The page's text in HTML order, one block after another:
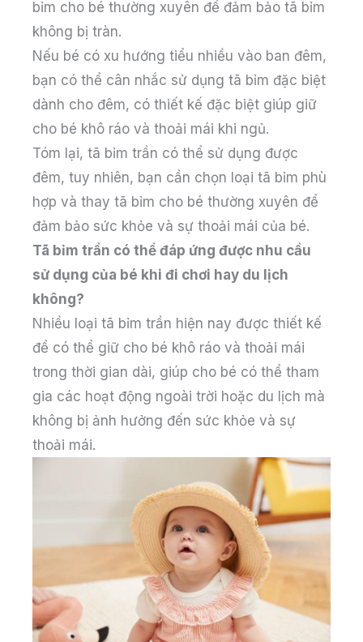
bỉm cho bé thường xuyên để đảm bảo tã bỉm
không bị tràn.
Nếu bé có xu hướng tiểu nhiều vào ban đêm,
bạn có thể cân nhắc sử dụng tã bỉm đặc biệt
dành cho đêm, có thiết kế đặc biệt giúp giữ
cho bé khô ráo và thoải mái khi ngủ.
Tóm lại, tã bỉm trần có thể sử dụng được
đêm, tuy nhiên, bạn cần chọn loại tã bỉm phù
hợp và thay tã bỉm cho bé thường xuyên để
đảm bảo sức khỏe và sự thoải mái của bé.
Tã bỉm trần có thể đáp ứng được nhu cầu
sử dụng của bé khi đi chơi hay du lịch
không?
Nhiều loại tã bỉm trần hiện nay được thiết kế
để có thể giữ cho bé khô ráo và thoải mái
trong thời gian dài, giúp cho bé có thể tham
gia các hoạt động ngoài trời hoặc du lịch mà
không bị ảnh hưởng đến sức khỏe và sự
thoải mái.